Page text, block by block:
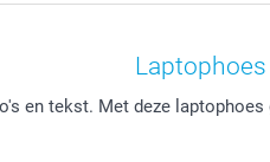
en tekst. Met deze